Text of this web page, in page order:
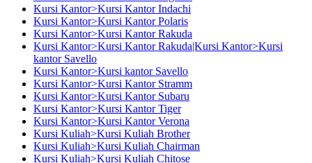
Kursi Kantor>Kursi Kantor Indachi
Kursi Kantor>Kursi Kantor Polaris
Kursi Kantor>Kursi Kantor Rakuda
Kursi Kantor>Kursi Kantor Rakuda|Kursi Kantor>Kursi
kantor Savello
Kursi Kantor>Kursi kantor Savello
Kursi Kantor>Kursi Kantor Stramm
Kursi Kantor>Kursi Kantor Subaru
Kursi Kantor>Kursi Kantor Tiger
Kursi Kantor>Kursi Kantor Verona
Kursi Kuliah>Kursi Kuliah Brother
Kursi Kuliah>Kursi Kuliah Chairman
Kursi Kuliah>Kursi Kuliah Chitose